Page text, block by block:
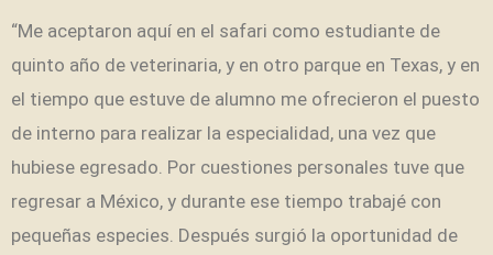
“Me aceptaron aquí en el safari como estudiante de
quinto año de veterinaria, y en otro parque en Texas, y en
el tiempo que estuve de alumno me ofrecieron el puesto
de interno para realizar la especialidad, una vez que
hubiese egresado. Por cuestiones personales tuve que
regresar a México, y durante ese tiempo trabajé con
pequeñas especies. Después surgió la oportunidad de